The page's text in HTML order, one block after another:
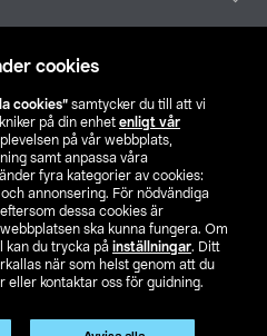
cookies
cookies” samtycker du till att vi
på din enhet enligt vår
på vår webbplats,
samt anpassa våra
fyra kategorier av cookies:
annonsering. För nödvändiga
dessa cookies är
ska kunna fungera. Om
kan du trycka på inställningar. Ditt
när som helst genom att du
eller kontaktar oss för guidning.
butik
NO FI